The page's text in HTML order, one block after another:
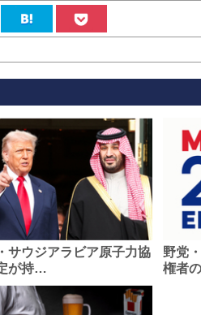
サウジアラビア原子力協
が持…
野党
権者